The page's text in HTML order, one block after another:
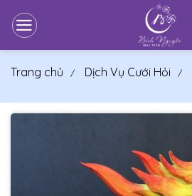
qua
Trang chủ
Dịch Vụ Cưới Hỏi